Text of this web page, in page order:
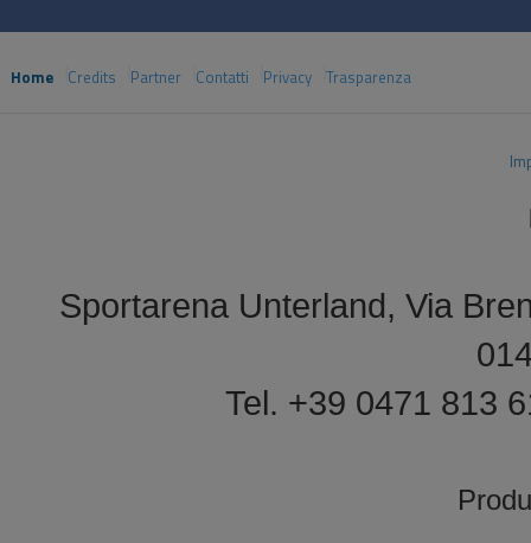
Home Credits Partner Contatti Privacy Trasparenza
Sportarena Unterland, Via
Tel. +39 0471 813